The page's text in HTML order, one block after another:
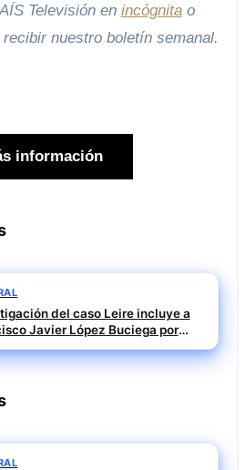
Televisión en incógnitao
recibir nuestro boletín semanal.
información
del caso Leire incluye a
Javier López Buciega por
tráfico de influencias